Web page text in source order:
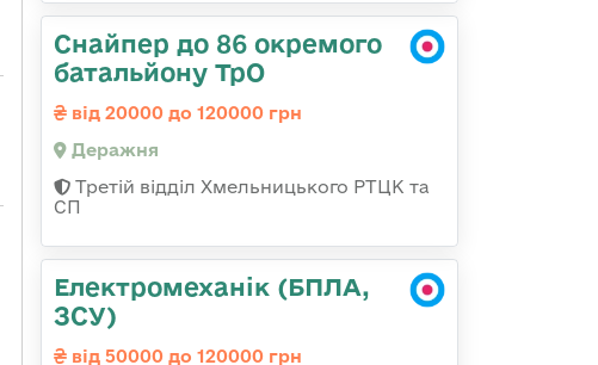
Снайпер до 86 окремого
батальйону ТрО
від 20000 до 120000 грн
Деражня
Третій відділ Хмельницького РТЦК та
СП
Електромеханік (БПЛА,
ЗСУ)
від 50000 до 120000 грн